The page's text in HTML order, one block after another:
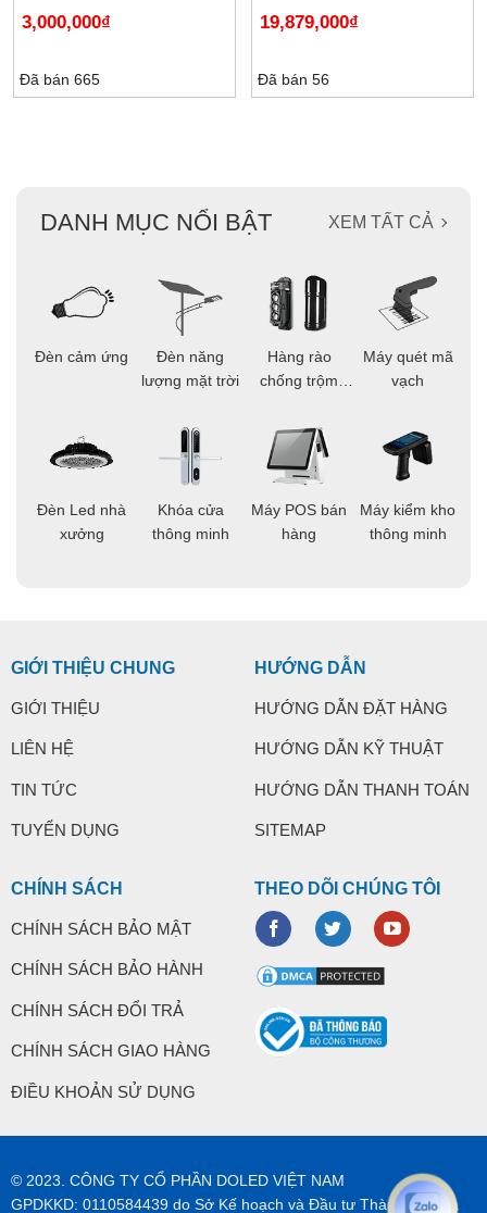
3,000,000₫
Đã bán 665
19,879,000₫
Đã bán 56
DANH MỤC NỔI BẬT XEM TẤT CẢ
Đèn cảm ứng
Đèn Led nhà
xưởng
Đèn năng
lượng mặt trời
Khóa cửa
thông minh
Hàng rào
chống trộm
Máy POS bán
hàng
Máy quét mã
vạch
Máy kiểm kho
thông minh
GIỚI THIỆU CHUNG
GIỚI THIỆU
LIÊN HỆ
TIN TỨC
TUYỂN DỤNG
HƯỚNG DẪN
HƯỚNG DẪN ĐẶT HÀNG
HƯỚNG DẪN KỸ THUẬT
HƯỚNG DẪN THANH TOÁN
SITEMAP
CHÍNH SÁCH
CHÍNH SÁCH BẢO MẬT
CHÍNH SÁCH BẢO HÀNH
CHÍNH SÁCH ĐỔI TRẢ
CHÍNH SÁCH GIAO HÀNG
ĐIỀU KHOẢN SỬ DỤNG
THEO DÕI CHÚNG TÔI
© 2023. CÔNG TY CỔ PHẦN DOLED VIỆT NAM
GPDKKD: 0110584439 do Sở Kế hoạch và Đầu tư Thành phố Hà